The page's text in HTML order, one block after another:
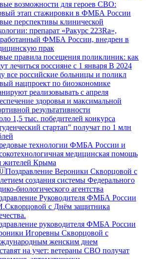
возможности для героев СВО:
этап стажировки в ФМБА России
перспективы клинической
препарат «Ракурс 223Ra»,
ФМБА России, внедрен в
прак
правила посещения поликлиник: как
лечиться россияне с 1 января В 2024
все российские больницы и поликл
нацпроект по биоэкономике
реализовывать с апреля
здоровья и максимальной
результативности
1,5 тыс. победителей конкурса
стартап" получат по 1 млн
технологии ФМБА России и
медицинская помощь
жителей Крыма
Вероники Скворцовой с
создания системы Федерального
биологического агентства
Руководителя ФМБА России
с Днём защитника
руководителя ФМБА России
Игоревны Скворцовой с
женским днем
на учет: ветераны СВО получат